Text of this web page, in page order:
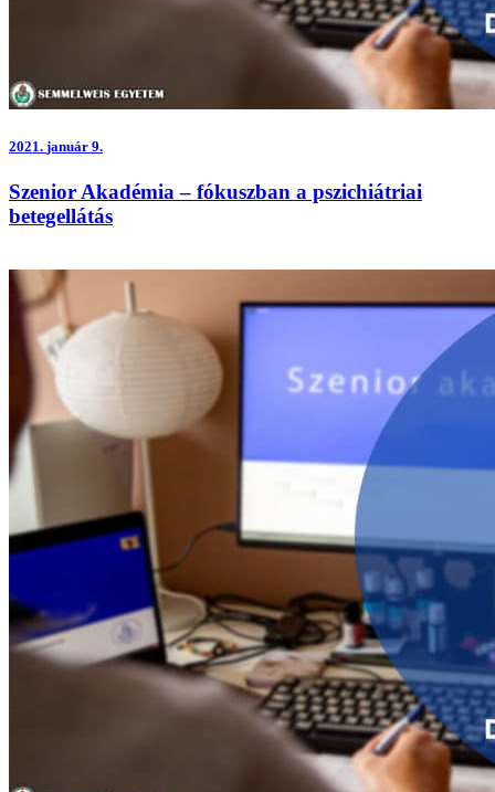
2021. január 9.
Szenior Akadémia – fókuszban a pszichiátriai
betegellátás